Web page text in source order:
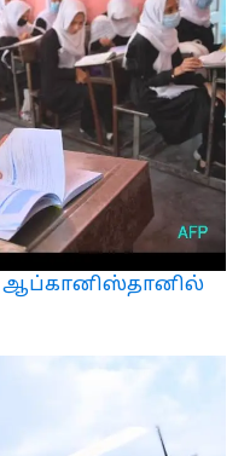
ஆப்கானிஸ்தானில்